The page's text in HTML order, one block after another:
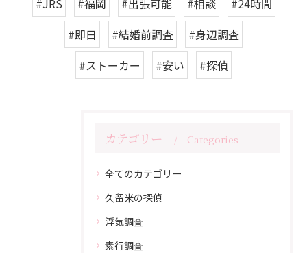
#JRS #福岡 #出張可能 #相談
#24時間
#即日
#結婚前調査
#身辺調査
#ストーカー
#安い #探偵
カテゴリー Categories
全てのカテゴリー
久留米の探偵
浮気調査
素行調査